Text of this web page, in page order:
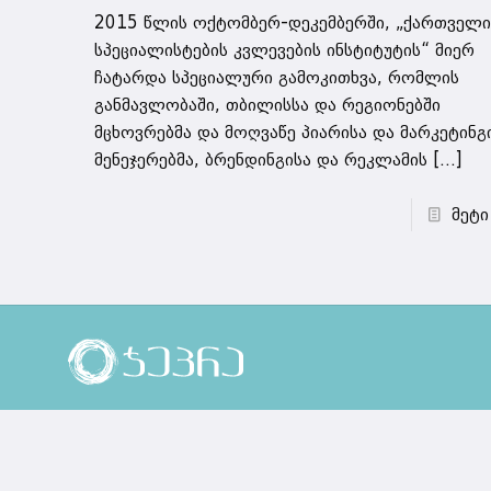
2015 წლის ოქტომბერ-დეკემბერში, „ქართველი
სპეციალისტების კვლევების ინსტიტუტის“ მიერ
ჩატარდა სპეციალური გამოკითხვა, რომლის
განმავლობაში, თბილისსა და რეგიონებში
მცხოვრებმა და მოღვაწე პიარისა და
მენეჯერებმა, ბრენდინგისა და რეკლამის […]
მეტი